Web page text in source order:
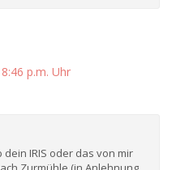
p.m. Uhr
IRIS oder das von mir